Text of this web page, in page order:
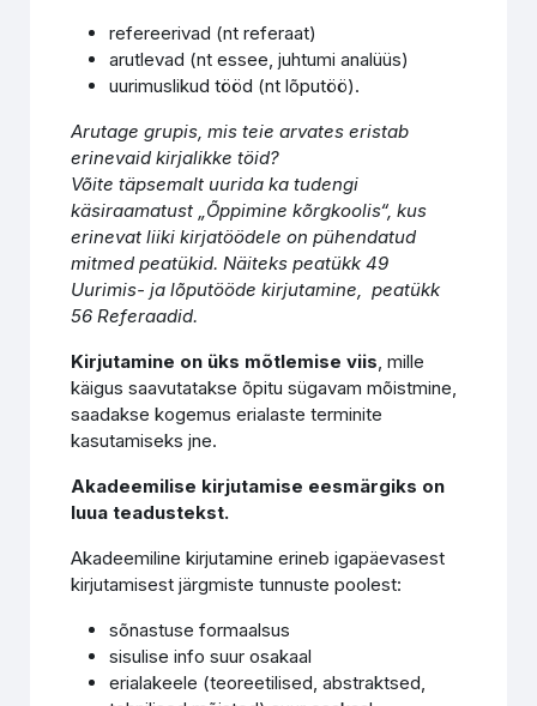
refereerivad (nt referaat)
arutlevad (nt essee, juhtumi analüüs)
uurimuslikud tööd (nt lõputöö).
Arutage grupis, mis teie arvates eristab
erinevaid kirjalikke töid?
Võite täpsemalt uurida ka tudengi
käsiraamatust „Õppimine kõrgkoolis“, kus
erinevat liiki kirjatöödele on pühendatud
mitmed peatükid. Näiteks peatükk 49
Uurimis- ja lõputööde kirjutamine, peatükk
56 Referaadid.
Kirjutamine on üks mõtlemise viis, mille
käigus saavutatakse õpitu sügavam mõistmine,
saadakse kogemus erialaste terminite
kasutamiseks jne.
Akadeemilise kirjutamise eesmärgiks on
luua teadustekst.
Akadeemiline kirjutamine erineb igapäevasest
kirjutamisest järgmiste tunnuste poolest:
sõnastuse formaalsus
sisulise info suur osakaal
erialakeele (teoreetilised, abstraktsed,